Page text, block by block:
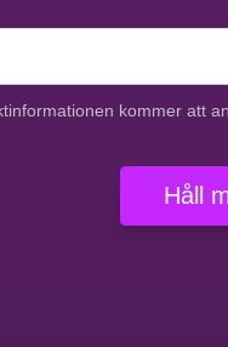
kommer att
Håll